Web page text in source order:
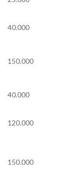
40.000
150.000
40.000
120.000
150.000